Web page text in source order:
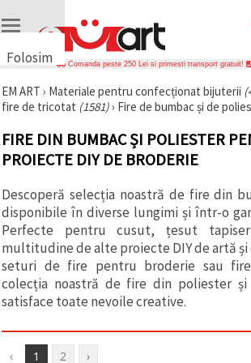
Folosim
uri
🍪 Folosim
și
tehnologii
similare
asigura
funcționarea
corectă a
site-ului,
pentru a vă
îmbunătăți
experiența
și, cu
acordul
dumneavoastră,
analiza
traficul și a
Comanda peste 250 Lei si primesti transport gratuit!
EM ART › Materiale pentru confecționat bijuterii
fire de tricotat (1581)› Fire de bumbac și de
FIRE DIN BUMBAC ȘI POLIESTER
PROIECTE DIY DE BRODERIE
Descoperă selecția noastră de fire din
disponibile în diverse lungimi și într-o
Perfecte pentru cusut, țesut
multitudine de alte proiecte DIY de artă și
seturi de fire pentru broderie sau
colecția noastră de fire din poliester
satisface toate nevoile creative.
‹ 1 2 ›